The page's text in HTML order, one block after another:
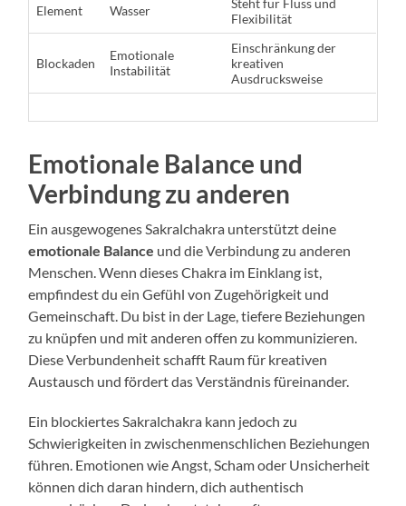
Element Wasser
Flexibilität
Blockaden
Emotionale
Instabilität
Einschränkung der
kreativen
Ausdrucksweise
Emotionale Balance und
Verbindung zu anderen
Ein ausgewogenes Sakralchakra unterstützt deine
emotionale Balance und die Verbindung zu anderen
Menschen. Wenn dieses Chakra im Einklang ist,
empfindest du ein Gefühl von Zugehörigkeit und
Gemeinschaft. Du bist in der Lage, tiefere Beziehungen
zu knüpfen und mit anderen offen zu kommunizieren.
Diese Verbundenheit schafft Raum für kreativen
Austausch und fördert das Verständnis füreinander.
Ein blockiertes Sakralchakra kann jedoch zu
Schwierigkeiten in zwischenmenschlichen Beziehungen
führen. Emotionen wie Angst, Scham oder Unsicherheit
können dich daran hindern, dich authentisch